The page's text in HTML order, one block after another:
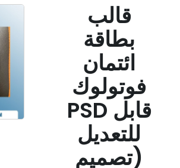
قالب
بطاقة
ائتمان
فوتولوك
PSD قابل
للتعديل
(تصميم